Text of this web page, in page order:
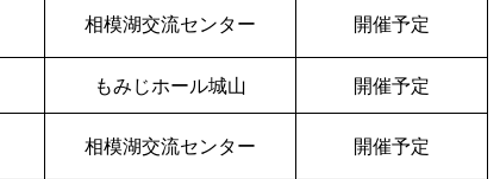
相模湖交流センター 開催予定
もみじホール城山 開催予定
相模湖交流センター 開催予定